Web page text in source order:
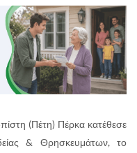
(Πέτη) Πέρκα κατέθεσε
& Θρησκευμάτων, το